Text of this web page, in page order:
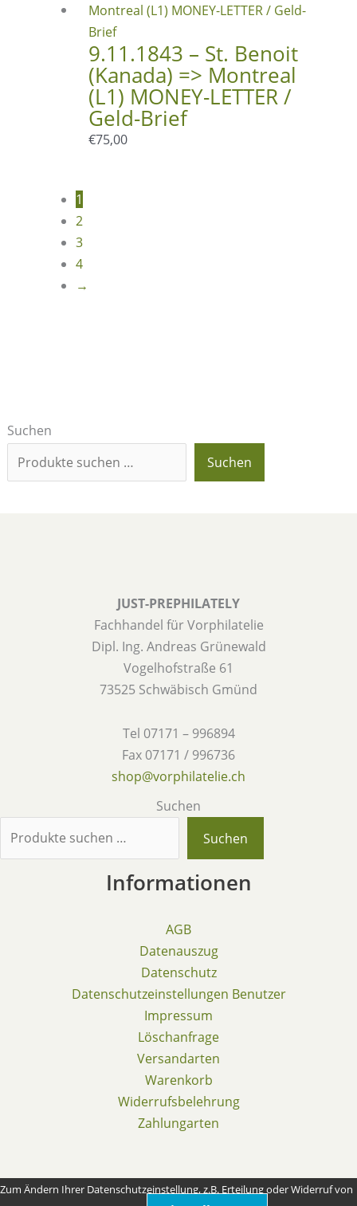
Suchen
Suchen
9.11.1843 – St. Benoit
(Kanada) => Montreal
(L1) MONEY-LETTER /
Geld-Brief
€75,00
1
2
3
4
→
JUST-PREPHILATELY
Fachhandel für Vorphilatelie
Dipl. Ing. Andreas Grünewald
Vogelhofstraße 61
73525 Schwäbisch Gmünd
Tel 07171 – 996894
Fax 07171 / 996736
shop@vorphilatelie.ch
Suchen
Suchen
Informationen
AGB
Datenauszug
Datenschutz
Datenschutzeinstellungen Benutzer
Impressum
Löschanfrage
Versandarten
Warenkorb
Widerrufsbelehrung
Zahlungarten
Zum Ändern Ihrer Datenschutzeinstellung, z.B. Erteilung oder Widerruf von